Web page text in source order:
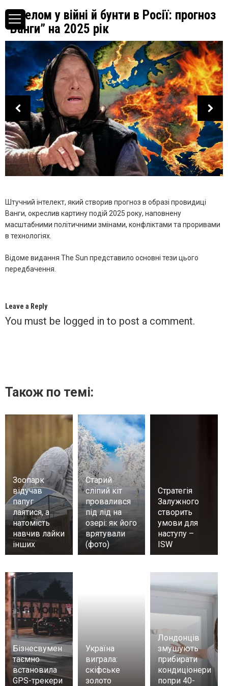
Перелом у війні й бунти в Росії: прогноз
“Ванги” на 2025 рік
Штучний інтелект, який створив прогноз в образі провидиці
Ванги, окреслив картину подій 2025 року, наповнену
масштабними політичними змінами, конфліктами та проривами
в технологіях.
Відоме видання The Sun представило основні тези цього
передбачення.
Leave a Reply
You must be logged in to post a comment.
Також по темі:
Зоопарк
відучав
папуг
лаятися, а
натомість
навчив лайки
інших
Старий
сліпий кіт
провалився
під лід на
озері: як його
врятували
(фото)
Стратегія
Залужного
створить
умови для
наступу –
ISW
Бізнесвумен
таємно
встановила
GPS-трекери
Україна
виграла:
скіфське
золото
Лондонців
змушують
прибирати
кондиціонери
попри 40-